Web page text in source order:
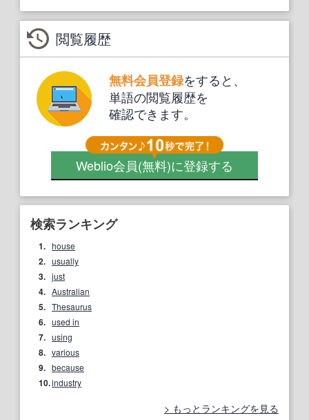
閲覧履歴
無料会員登録をすると、
単語の閲覧履歴を
確認できます。
Weblio会員(無料)に登録する
検索ランキング
1. house
2. usually
3. just
4. Australian
5. Thesaurus
6. used in
7. using
8. various
9. because
10.industry
もっとランキングを見る